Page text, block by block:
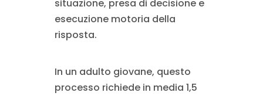
situazione, presa di decisione e
esecuzione motoria della
risposta.
In un adulto giovane, questo
processo richiede in media 1,5